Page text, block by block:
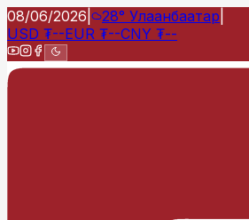
08/06/2026 28° Улаанбаатар
USD ₮--EUR ₮--CNY ₮--